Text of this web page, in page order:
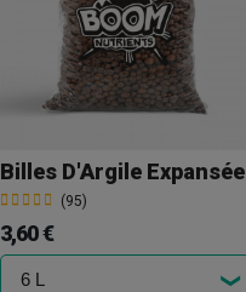
Billes D'Argile Expansée
(95)
3,60 €